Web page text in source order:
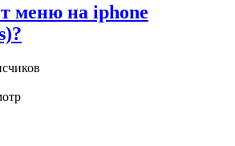
меню на iphone